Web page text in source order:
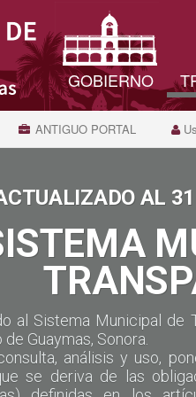
GOBIERNO
ANTIGUO PORTAL
AL
al Sistema Municipal de
Guaymas, Sonora.
análisis y uso,
se deriva de las